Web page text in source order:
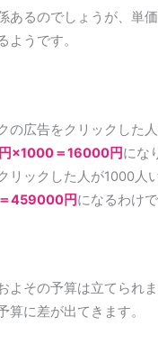
あるのでしょうが、単
ようです。
の広告をクリックした
×1000＝16000円にな
リックした人が1000人
459000円になるわけで
よその予算は立てられ
算に差が出てきます。